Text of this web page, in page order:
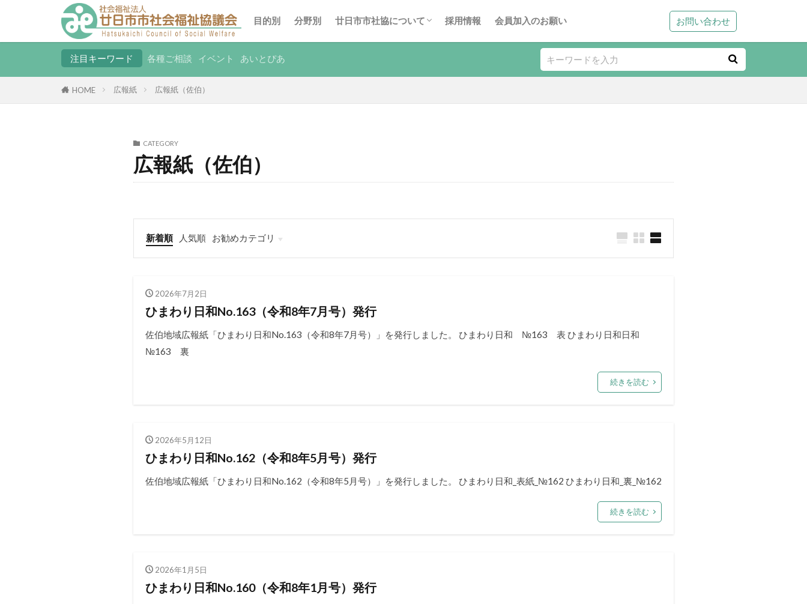
目的別 分野別 廿日市市社協について 採用情報 会員加入のお願い お問い合わせ
注目キーワード 各種ご相談 イベント あいとぴあ
HOME 広報紙 広報紙（佐伯）
CATEGORY
広報紙（佐伯）
新着順 人気順
お勧めカテゴリ
ボランティア
2026年7月2日
ひまわり日和No.163（令和8年7月号）発行
佐伯地域広報紙「ひまわり日和No.163（令和8年7月号）」を発行しました。 ひまわり日和 №163 表 ひまわり日和日和
№163 裏
続きを読む
2026年5月12日
ひまわり日和No.162（令和8年5月号）発行
佐伯地域広報紙「ひまわり日和No.162（令和8年5月号）」を発行しました。 ひまわり日和_表紙_№162 ひまわり日和_裏_№162
続きを読む
2026年1月5日
ひまわり日和No.160（令和8年1月号）発行